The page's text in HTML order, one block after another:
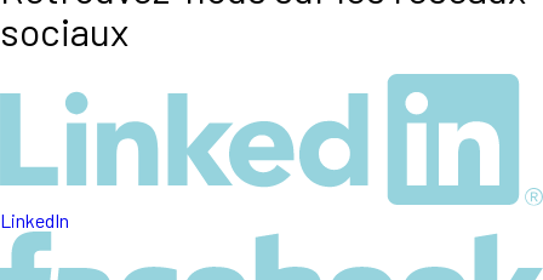
sociaux
LinkedIn